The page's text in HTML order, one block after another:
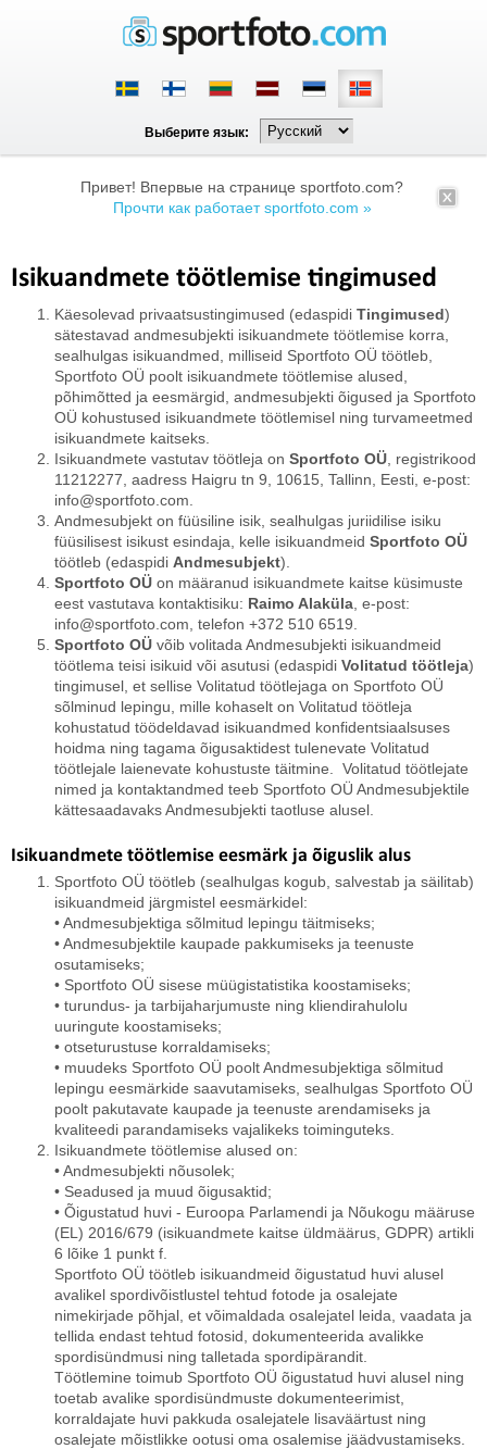
Выберите язык:
Привет! Впервые на странице sportfoto.com?
Прочти как работает sportfoto.com »
Isikuandmete töötlemise tingimused
Käesolevad privaatsustingimused (edaspidi Tingimused)
sätestavad andmesubjekti isikuandmete töötlemise korra,
sealhulgas isikuandmed, milliseid Sportfoto OÜ töötleb,
Sportfoto OÜ poolt isikuandmete töötlemise alused,
põhimõtted ja eesmärgid, andmesubjekti õigused ja Sportfoto
OÜ kohustused isikuandmete töötlemisel ning turvameetmed
isikuandmete kaitseks.
Isikuandmete vastutav töötleja on Sportfoto OÜ , registrikood
11212277, aadress Haigru tn 9, 10615, Tallinn, Eesti, e-post:
info@sportfoto.com.
Andmesubjekt on füüsiline isik, sealhulgas juriidilise isiku
füüsilisest isikust esindaja, kelle isikuandmeid Sportfoto OÜ
töötleb (edaspidi Andmesubjekt).
Sportfoto OÜ on määranud isikuandmete kaitse küsimuste
eest vastutava kontaktisiku: Raimo Alaküla , e-post:
info@sportfoto.com, telefon +372 510 6519.
Sportfoto OÜ võib volitada Andmesubjekti isikuandmeid
töötlema teisi isikuid või asutusi (edaspidi Volitatud töötleja)
tingimusel, et sellise Volitatud töötlejaga on Sportfoto OÜ
sõlminud lepingu, mille kohaselt on Volitatud töötleja
kohustatud töödeldavad isikuandmed konfidentsiaalsuses
hoidma ning tagama õigusaktidest tulenevate Volitatud
töötlejale laienevate kohustuste täitmine. Volitatud töötlejate
nimed ja kontaktandmed teeb Sportfoto OÜ Andmesubjektile
kättesaadavaks Andmesubjekti taotluse alusel.
Isikuandmete töötlemise eesmärk ja õiguslik alus
Sportfoto OÜ töötleb (sealhulgas kogub, salvestab ja säilitab)
isikuandmeid järgmistel eesmärkidel:
• Andmesubjektiga sõlmitud lepingu täitmiseks;
• Andmesubjektile kaupade pakkumiseks ja teenuste
osutamiseks;
• Sportfoto OÜ sisese müügistatistika koostamiseks;
• turundus- ja tarbijaharjumuste ning kliendirahulolu
uuringute koostamiseks;
• otseturustuse korraldamiseks;
• muudeks Sportfoto OÜ poolt Andmesubjektiga sõlmitud
lepingu eesmärkide saavutamiseks, sealhulgas Sportfoto OÜ
poolt pakutavate kaupade ja teenuste arendamiseks ja
kvaliteedi parandamiseks vajalikeks toiminguteks.
Isikuandmete töötlemise alused on:
• Andmesubjekti nõusolek;
• Seadused ja muud õigusaktid;
• Õigustatud huvi - Euroopa Parlamendi ja Nõukogu määruse
(EL) 2016/679 (isikuandmete kaitse üldmäärus, GDPR) artikli
6 lõike 1 punkt f.
Sportfoto OÜ töötleb isikuandmeid õigustatud huvi alusel
avalikel spordivõistlustel tehtud fotode ja osalejate
nimekirjade põhjal, et võimaldada osalejatel leida, vaadata ja
tellida endast tehtud fotosid, dokumenteerida avalikke
spordisündmusi ning talletada spordipärandit.
Töötlemine toimub Sportfoto OÜ õigustatud huvi alusel ning
toetab avalike spordisündmuste dokumenteerimist,
korraldajate huvi pakkuda osalejatele lisaväärtust ning
osalejate mõistlikke ootusi oma osalemise jäädvustamiseks.